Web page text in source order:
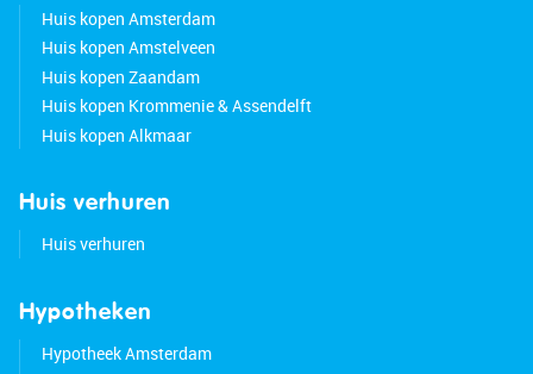
• Freehold property
Huis kopen Amsterdam
Huis kopen Amstelveen
Huis kopen Zaandam
Huis kopen Krommenie & Assendelft
Huis kopen Alkmaar
Huis verhuren
Huis verhuren
Hypotheken
Hypotheek Amsterdam